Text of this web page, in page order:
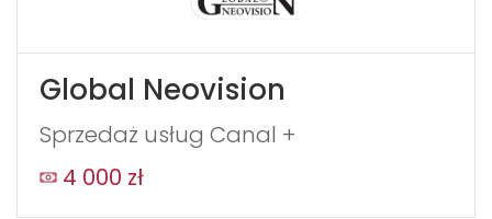
Global Neovision
Sprzedaż usług Canal +
4 000 zł